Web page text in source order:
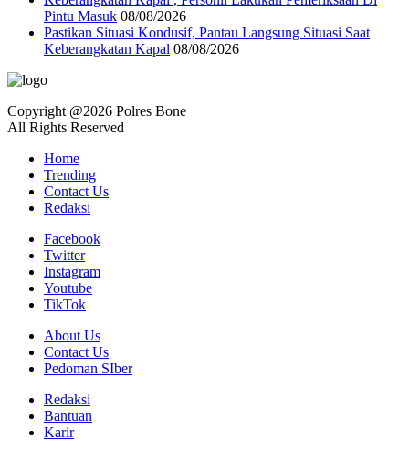
Pintu Masuk 08/08/2026
Pastikan Situasi Kondusif, Pantau Langsung Situasi Saat
Keberangkatan Kapal 08/08/2026
Copyright @2026 Polres Bone
All Rights Reserved
Home
Trending
Contact Us
Redaksi
Facebook
Twitter
Instagram
Youtube
TikTok
About Us
Contact Us
Pedoman SIber
Redaksi
Bantuan
Karir